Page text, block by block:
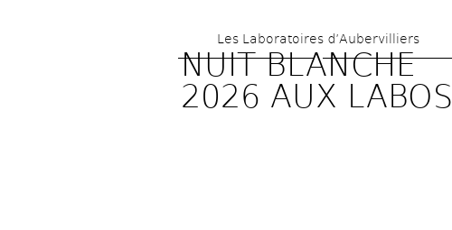
Les Laboratoires d’Aubervilliers
NUIT BLANCHE
2026 AUX LABOS